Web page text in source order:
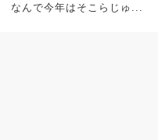
なんで今年はそこらじゅ...